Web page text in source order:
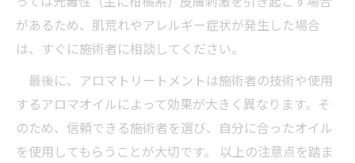
があるため、肌荒れやアレルギー症状が発生した場合
は、すぐに施術者に相談してください。
最後に、アロマトリートメントは施術者の技術や使用
するアロマオイルによって効果が大きく異なります。そ
のため、信頼できる施術者を選び、自分に合ったオイル
を使用してもらうことが大切です。 以上の注意点を踏ま